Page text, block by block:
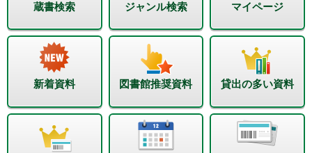
蔵書検索 ジャンル検索 マイページ
新着資料 図書館推奨資料 貸出の多い資料